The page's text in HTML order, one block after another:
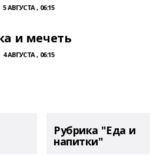
5 АВГУСТА , 06:15
и мечеть
4 АВГУСТА , 06:15
Рубрика "Еда и
напитки"